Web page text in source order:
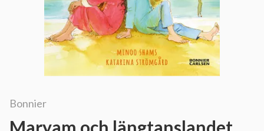
Bonnier